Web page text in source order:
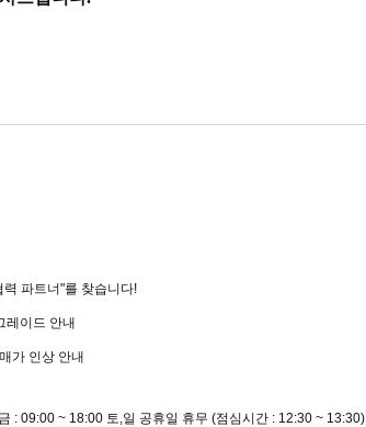
력 파트너"를 찾습니다!
레이드 안내
가 인상 안내
: 09:00 ~ 18:00 토,일 공휴일 휴무 (점심시간 : 12:30 ~ 13:30)